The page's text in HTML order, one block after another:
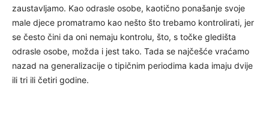
zaustavljamo. Kao odrasle osobe, kaotično ponašanje svoje
male djece promatramo kao nešto što trebamo kontrolirati, jer
se često čini da oni nemaju kontrolu, što, s točke gledišta
odrasle osobe, možda i jest tako. Tada se najčešće vraćamo
nazad na generalizacije o tipičnim periodima kada imaju dvije
ili tri ili četiri godine.